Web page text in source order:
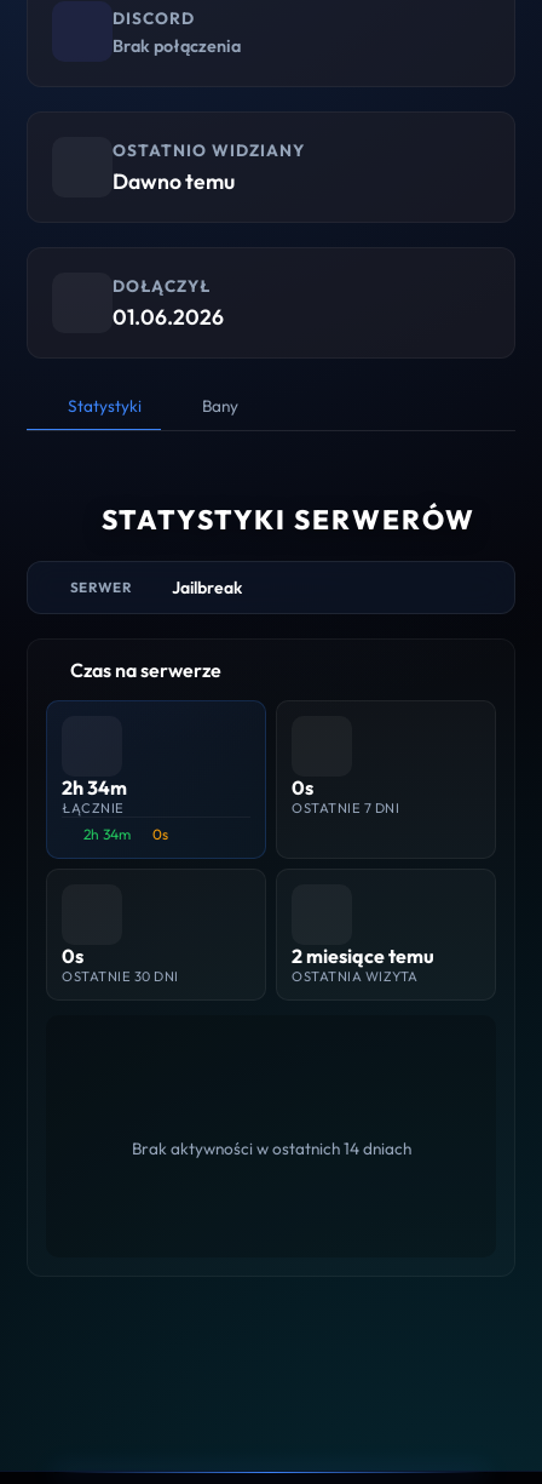
DISCORD
Brak połączenia
OSTATNIO WIDZIANY
Dawno temu
DOŁĄCZYŁ
01.06.2026
Statystyki Bany
STATYSTYKI SERWERÓW
SERWER Jailbreak
Czas na serwerze
2h 34m
ŁĄCZNIE
2h 34m 0s
0s
OSTATNIE 7 DNI
0s
OSTATNIE 30 DNI
2 miesiące temu
OSTATNIA WIZYTA
Brak aktywności w ostatnich 14 dniach